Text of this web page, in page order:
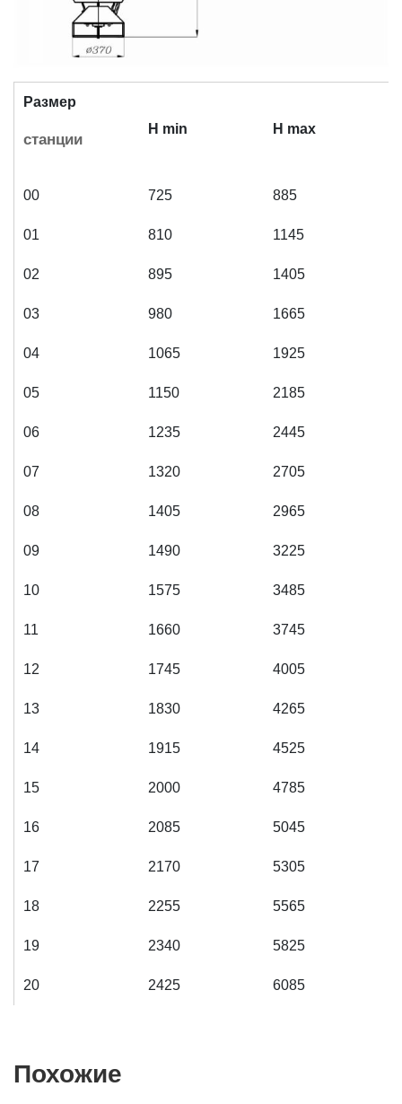
Размер
станции
H min H max
00 725 885
01 810 1145
02 895 1405
03 980 1665
04 1065 1925
05 1150 2185
06 1235 2445
07 1320 2705
08 1405 2965
09 1490 3225
10 1575 3485
11 1660 3745
12 1745 4005
13 1830 4265
14 1915 4525
15 2000 4785
16 2085 5045
17 2170 5305
18 2255 5565
19 2340 5825
20 2425 6085
Похожие